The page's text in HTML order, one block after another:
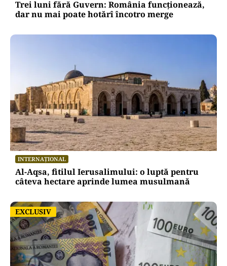
Trei luni fără Guvern: România funcționează,
dar nu mai poate hotărî încotro merge
INTERNAȚIONAL
Al-Aqsa, fitilul Ierusalimului: o luptă pentru
câteva hectare aprinde lumea musulmană
EXCLUSIV
EXCLUSIV